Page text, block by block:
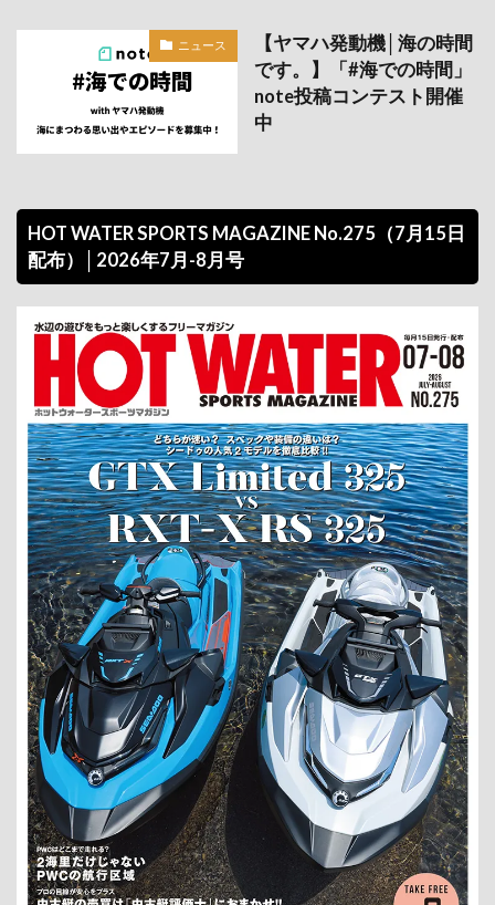
ニュース
【ヤマハ発動機│海の時間
です。】「#海での時間」
note投稿コンテスト開催
中
HOT WATER SPORTS MAGAZINE No.275（7月15日
配布）│2026年7月-8月号